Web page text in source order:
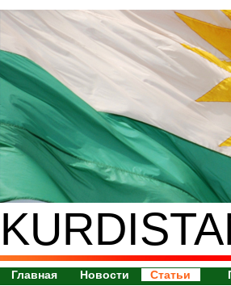
Главная Новости Статьи